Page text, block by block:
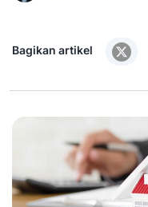
Bagikan artikel